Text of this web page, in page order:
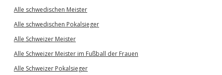
Alle schwedischen Meister
Alle schwedischen Pokalsieger
Alle Schweizer Meister
Alle Schweizer Meister im Fußball der Frauen
Alle Schweizer Pokalsieger